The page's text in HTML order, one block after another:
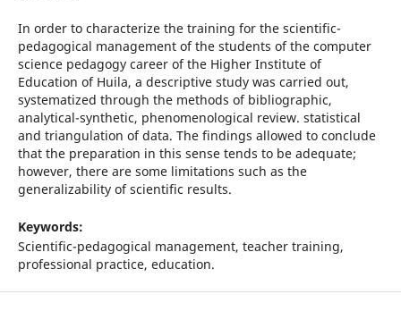
In order to characterize the training for the scientific-
pedagogical management of the students of the computer
science pedagogy career of the Higher Institute of
Education of Huila, a descriptive study was carried out,
systematized through the methods of bibliographic,
analytical-synthetic, phenomenological review. statistical
and triangulation of data. The findings allowed to conclude
that the preparation in this sense tends to be adequate;
however, there are some limitations such as the
generalizability of scientific results.
Keywords:
Scientific-pedagogical management, teacher training,
professional practice, education.